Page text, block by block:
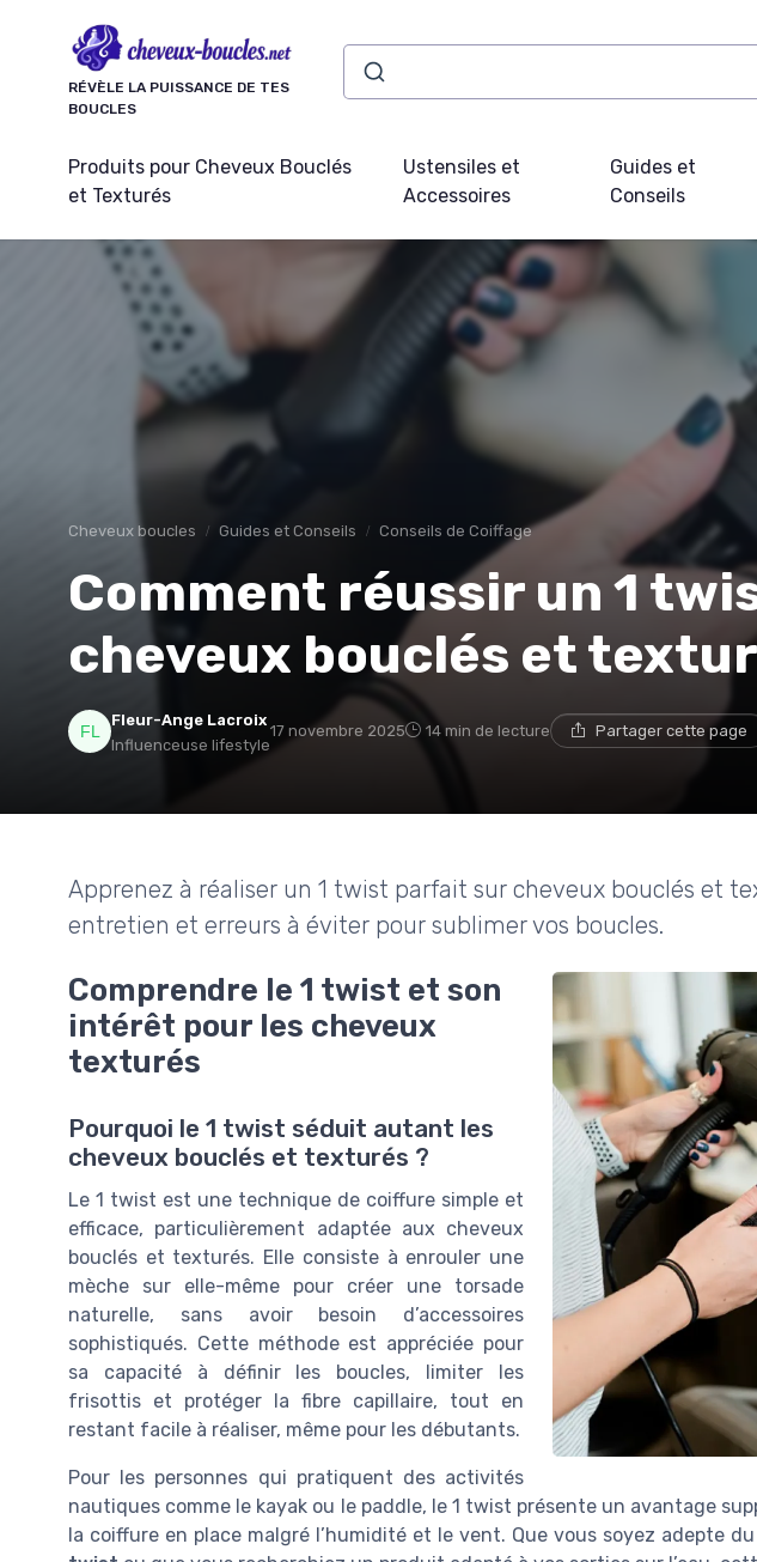
RÉVÈLE LA PUISSANCE DE TES
BOUCLES
Produits pour Cheveux Bouclés
et Texturés
Ustensiles et
Accessoires
Guides et
Conseils
Cheveux boucles Guides et Conseils Conseils de Coiffage
Comment réussir un 1
cheveux bouclés et
Fleur-Ange Lacroix
Influenceuse lifestyle
17 novembre 2025 14 min de lecture Partager cette page
Apprenez à réaliser un 1 twist parfait sur cheveux bouclés et
entretien et erreurs à éviter pour sublimer vos boucles.
Comprendre le 1 twist et son
intérêt pour les cheveux
texturés
Pourquoi le 1 twist séduit autant les
cheveux bouclés et texturés ?
Le 1 twist est une technique de coiffure simple et
efficace, particulièrement adaptée aux cheveux
bouclés et texturés. Elle consiste à enrouler une
mèche sur elle-même pour créer une torsade
naturelle, sans avoir besoin d’accessoires
sophistiqués. Cette méthode est appréciée pour
sa capacité à définir les boucles, limiter les
frisottis et protéger la fibre capillaire, tout en
restant facile à réaliser, même pour les débutants.
Pour les personnes qui pratiquent des activités
nautiques comme le kayak ou le paddle, le 1 twist présente un avantage
la coiffure en place malgré l’humidité et le vent. Que vous soyez adepte du